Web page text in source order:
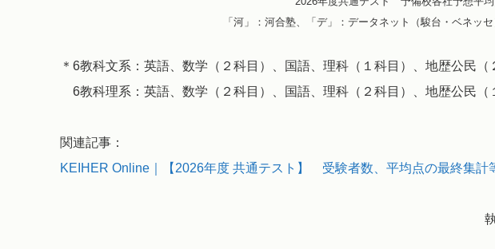
「河」：河合塾、「デ」：データネット（駿台・ベネッ
＊6教科文系：英語、数学（２科目）、国語、理科（１科目）、地歴公民（
6教科理系：英語、数学（２科目）、国語、理科（２科目）、地歴公民（
関連記事：
KEIHER Online｜【2026年度 共通テスト】 受験者数、平均点の最終集計